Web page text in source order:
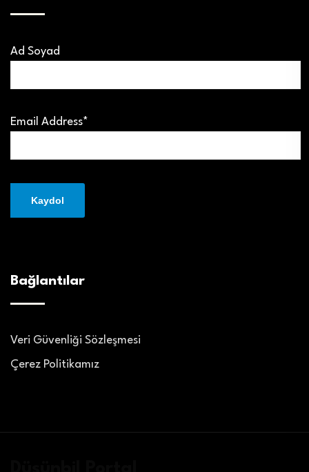
Ad Soyad
Email Address*
Bağlantılar
Veri Güvenliği Sözleşmesi
Çerez Politikamız